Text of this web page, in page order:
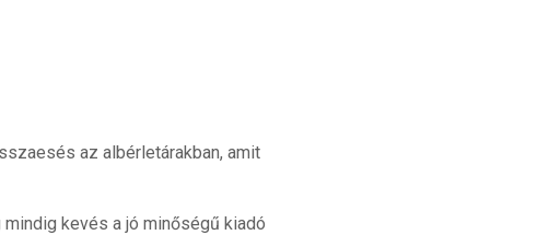
az albérletárakban, amit
kevés a jó minőségű kiadó